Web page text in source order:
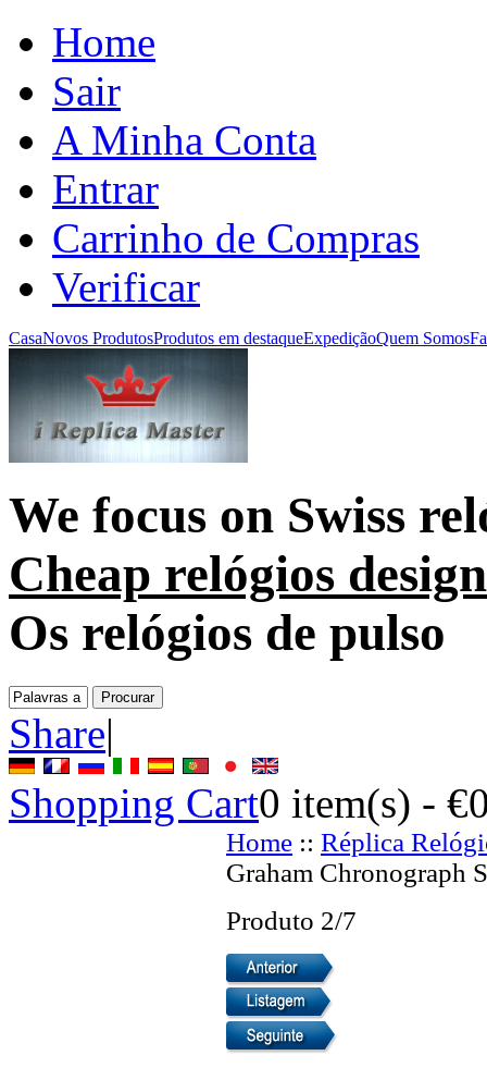
Home
Sair
A Minha Conta
Entrar
Carrinho de Compras
Verificar
CasaNovos ProdutosProdutos em destaqueExpediçãoQuem Somos
We focus on Swiss
Cheap relógios
Os relógios de pulso
Share|
Shopping Cart0 item(s) -
Home :: Réplica
Graham Chronograph
Produto 2/7